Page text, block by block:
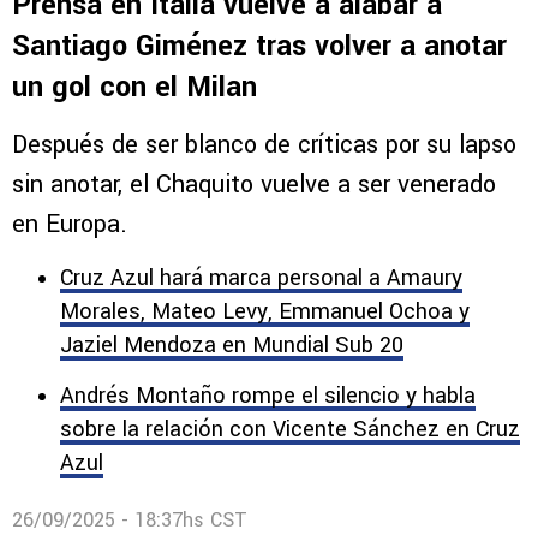
Santiago Giménez tras volver a anotar
un gol con el Milan
Después de ser blanco de críticas por su lapso
sin anotar, el Chaquito vuelve a ser venerado
en Europa.
Cruz Azul hará marca personal a Amaury
Morales, Mateo Levy, Emmanuel Ochoa y
Jaziel Mendoza en Mundial Sub 20
Andrés Montaño rompe el silencio y habla
sobre la relación con Vicente Sánchez en Cruz
Azul
26/09/2025 - 18:37hs CST